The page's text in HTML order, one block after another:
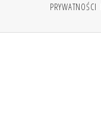
PRYWATNOŚCI